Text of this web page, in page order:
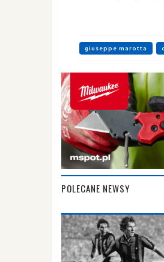
giuseppe marotta
POLECANE NEWSY